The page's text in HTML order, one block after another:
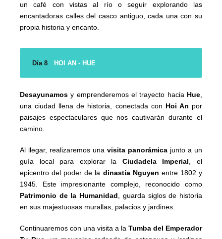
un café con vistas al río o seguir explorando las
encantadoras calles del casco antiguo, cada una con su
propia historia y encanto.
Día 8 HOI AN - HUE
Desayunamos y emprenderemos el trayecto hacia Hue,
una ciudad llena de historia, conectada con Hoi An por
paisajes espectaculares que nos cautivarán durante el
camino.
Al llegar, realizaremos una visita panorámica junto a un
guía local para explorar la Ciudadela Imperial, el
epicentro del poder de la dinastía Nguyen entre 1802 y
1945. Este impresionante complejo, reconocido como
Patrimonio de la Humanidad, guarda siglos de historia
en sus majestuosas murallas, palacios y jardines.
Continuaremos con una visita a la Tumba del Emperador